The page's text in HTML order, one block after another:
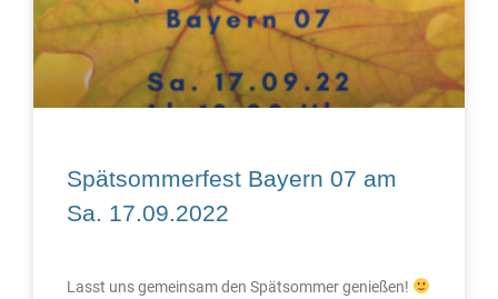
Spätsommerfest Bayern 07 am
Sa. 17.09.2022
Lasst uns gemeinsam den Spätsommer genießen!